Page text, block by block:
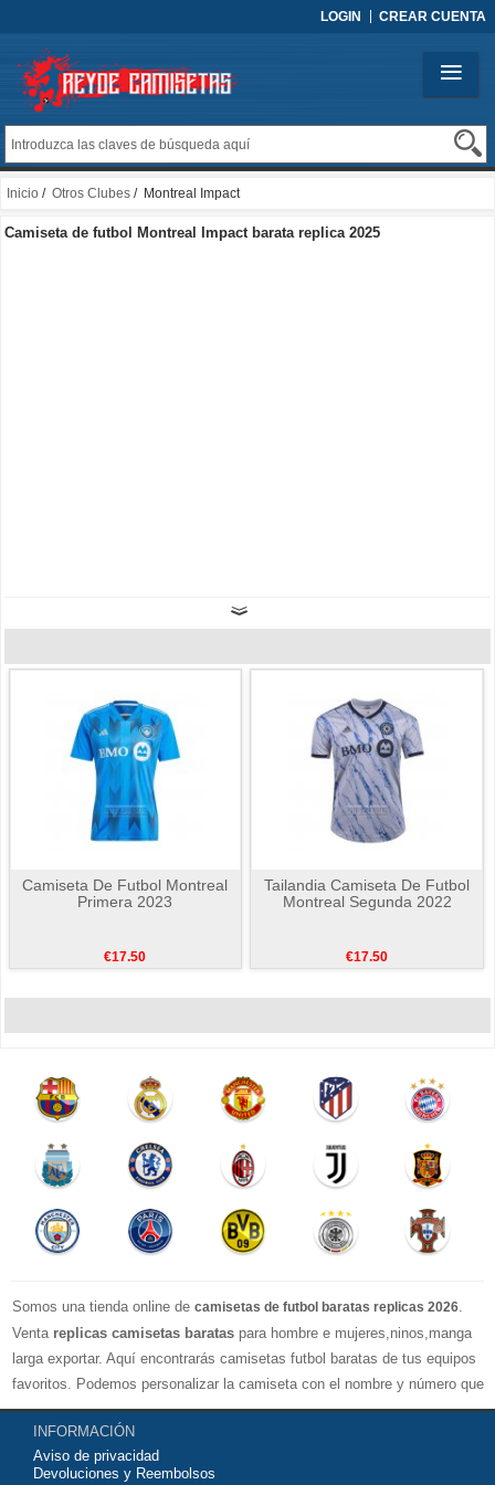
LOGIN CREAR CUENTA
Inicio / Otros Clubes / Montreal Impact
Camiseta de futbol Montreal Impact barata replica 2025
Camiseta De Futbol Montreal
Primera 2023
€17.50
Tailandia Camiseta De Futbol
Montreal Segunda 2022
€17.50
Somos una tienda online de camisetas de futbol baratas replicas 2026.
Venta replicas camisetas baratas para hombre e mujeres,ninos,manga
larga exportar. Aquí encontrarás camisetas futbol baratas de tus equipos
favoritos. Podemos personalizar la camiseta con el nombre y número que
quieras. Nuestrascamisetas de futbol replicasson de máxima calidad
tailandesa por lo que estamos convencidos que quedarás muy satisfecho
con ella. Estas camisetas tienen un tejido transpirable por lo que te
INFORMACIÓN
Aviso de privacidad
Devoluciones y Reembolsos